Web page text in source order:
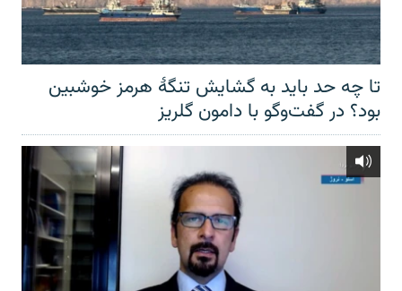
تا چه حد باید به گشایش تنگهٔ هرمز خوشبین
بود؟ در گفت‌وگو با دامون گلریز